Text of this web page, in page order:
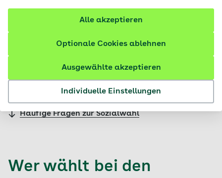
Individuelle Einstellungen
Ausgewählte akzeptieren
Optionale Cookies ablehnen
Alle akzeptieren
Inhalte im Überblick
Wie wird der Verwaltungsrat gewählt?
Warum sollte man wählen?
Häufige Fragen zur Sozialwahl
Wer wählt bei den